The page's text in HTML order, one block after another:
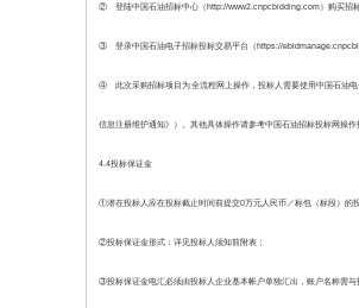
② 登陆中国石油招标中心（http://www2.cnpcbidding.com）购买招标
③ 登录中国石油电子招标投标交易平台（https://
④ 此次采购招标项目为全流程网上操作，投标人需要使用中国石油电
信息注册维护通知》）。其他具体操作请参考中国石油招标投标网操
4.4投标保证金
①潜在投标人应在投标截止时间前提交0万元人民币／标包（标段）的
②投标保证金形式：详见投标人须知前附表；
③投标保证金电汇必须由投标人企业基本帐户单独汇出，账户名称需与